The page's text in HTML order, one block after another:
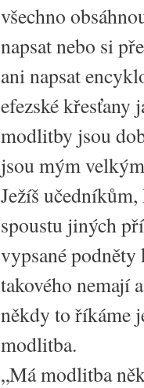
všechno
napsat nebo si
ani napsat
efezské křesťany
modlitby jsou
jsou mým
Ježíš
spoustu jiných
vypsané
takového nemají
někdy to říkáme
modlitba.
„Má modlitba